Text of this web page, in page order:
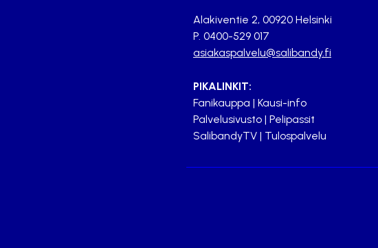
Alakiventie 2, 00920 Helsinki
P. 0400-529 017
asiakaspalvelu@salibandy.fi
PIKALINKIT:
Fanikauppa | Kausi-info
Palvelusivusto | Pelipassit
SalibandyTV | Tulospalvelu